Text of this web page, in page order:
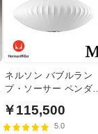
ネルソン バブルラン
プ・ソーサー ペンダ
｜ハーマンミラー
￥115,500
5.0